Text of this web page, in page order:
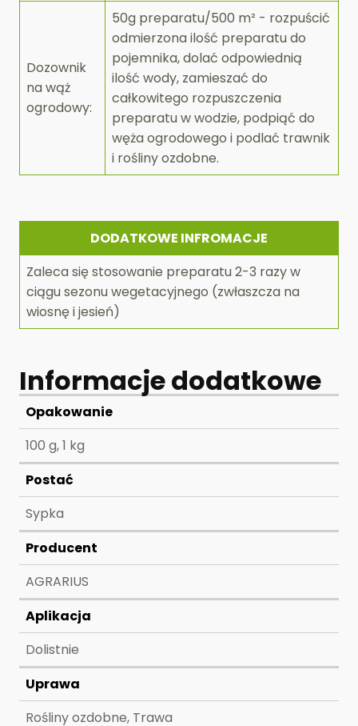
Dozownik
na wąż
ogrodowy:
50g preparatu/500 m² - rozpuścić
odmierzona ilość preparatu do
pojemnika, dolać odpowiednią
ilość wody, zamieszać do
całkowitego rozpuszczenia
preparatu w wodzie, podpiąć do
węża ogrodowego i podlać trawnik
i rośliny ozdobne.
DODATKOWE INFROMACJE
Zaleca się stosowanie preparatu 2-3 razy w
ciągu sezonu wegetacyjnego (zwłaszcza na
wiosnę i jesień)
Informacje dodatkowe
Opakowanie
100 g, 1 kg
Postać
Sypka
Producent
AGRARIUS
Aplikacja
Dolistnie
Uprawa
Rośliny ozdobne, Trawa